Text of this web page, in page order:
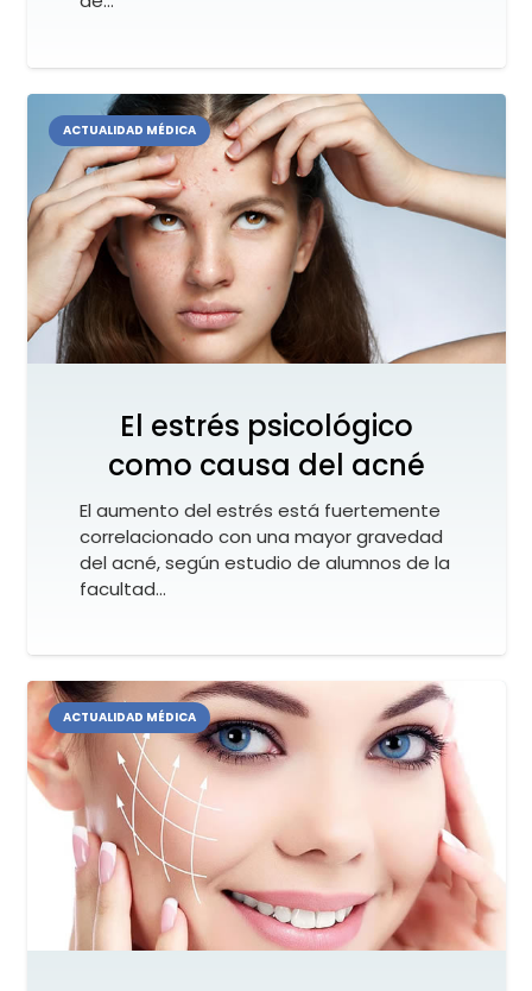
ACTUALIDAD MÉDICA
El estrés psicológico
como causa del acné
El aumento del estrés está fuertemente
correlacionado con una mayor gravedad
del acné, según estudio de alumnos de la
facultad…
ACTUALIDAD MÉDICA